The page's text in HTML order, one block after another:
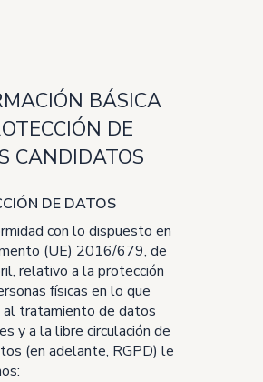
BÁSICA
DE
CANDIDATOS
DE DATOS
con lo dispuesto en
(UE) 2016/679, de
relativo a la protección
físicas en lo que
al tratamiento de datos
y a la libre circulación de
(en adelante, RGPD) le